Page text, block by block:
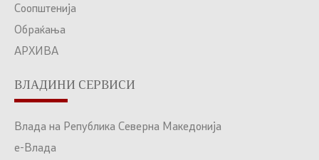
Соопштенија
Обраќања
АРХИВА
ВЛАДИНИ СЕРВИСИ
Влада на Република Северна Македонија
е-Влада